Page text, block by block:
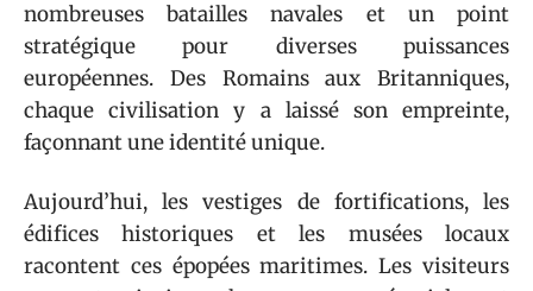
nombreuses batailles navales et un point
stratégique pour diverses puissances
européennes. Des Romains aux Britanniques,
chaque civilisation y a laissé son empreinte,
façonnant une identité unique.
Aujourd’hui, les vestiges de fortifications, les
édifices historiques et les musées locaux
racontent ces épopées maritimes. Les visiteurs